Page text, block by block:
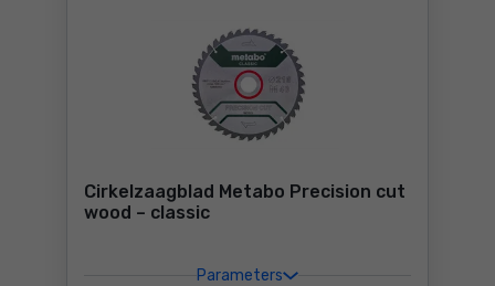
Cirkelzaagblad Metabo Precision cut
wood – classic
Parameters